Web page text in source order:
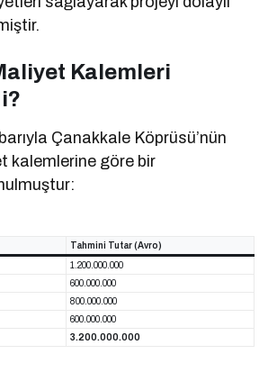
Kalemleri
Çanakkale Köprüsü’nün
kalemlerine göre bir
Tahmini Tutar (Avro)
1.200.000.000
600.000.000
800.000.000
600.000.000
3.200.000.000